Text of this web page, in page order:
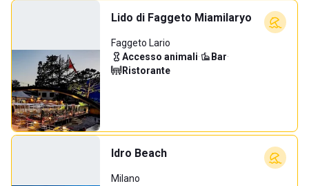
Lido di Faggeto Miamilaryo
Faggeto Lario
Accesso animali· Bar·
Ristorante
Idro Beach
Milano